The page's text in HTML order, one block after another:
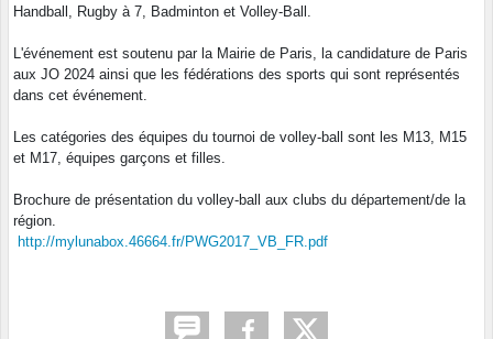
Handball, Rugby à 7, Badminton et Volley-Ball.
L'événement est soutenu par la Mairie de Paris, la candidature de Paris
aux JO 2024 ainsi que les fédérations des sports qui sont représentés
dans cet événement.
Les catégories des équipes du tournoi de volley-ball sont les M13, M15
et M17, équipes garçons et filles.
Brochure de présentation du volley-ball aux clubs du département/de la
région.
http://mylunabox.46664.fr/PWG2017_VB_FR.pdf